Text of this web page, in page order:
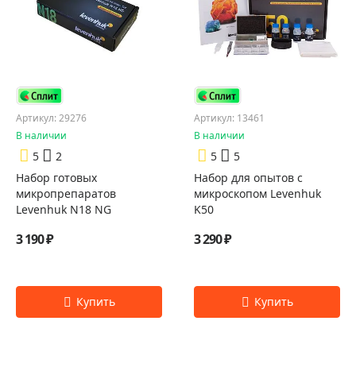
Артикул: 29276
В наличии
5
2
Набор готовых
микропрепаратов
Levenhuk N18 NG
3 190 ₽
Артикул: 13461
В наличии
5
5
Набор для опытов с
микроскопом Levenhuk
K50
3 290 ₽